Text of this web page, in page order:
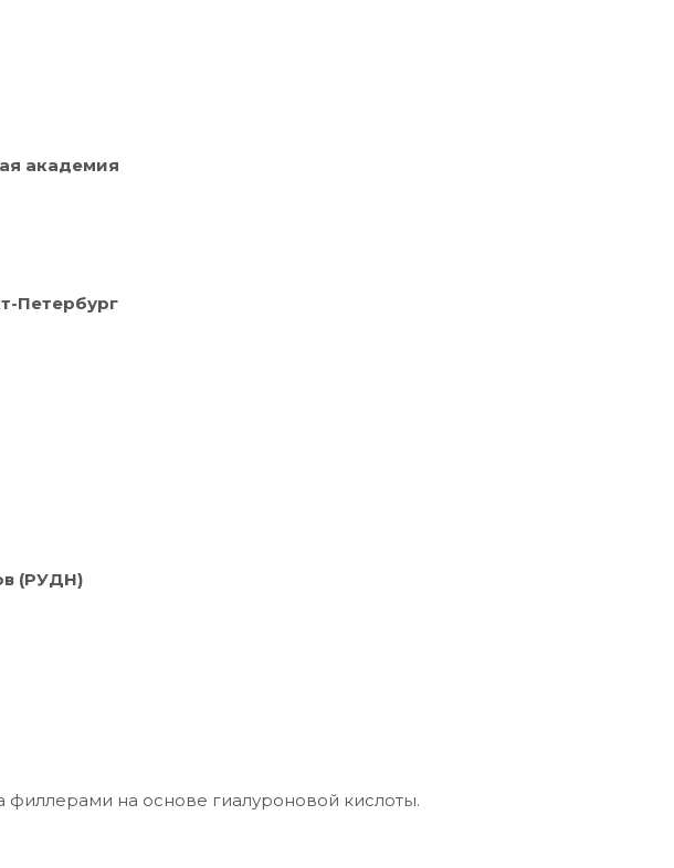
академия
Петербург
(РУДН)
на основе гиалуроновой кислоты.